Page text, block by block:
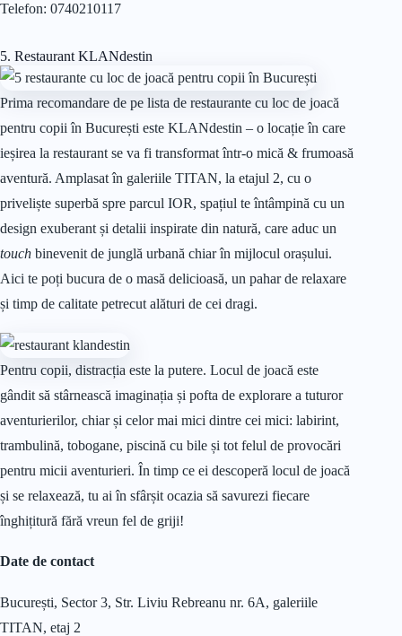
Telefon: 0740210117
5. Restaurant KLANdestin
Prima recomandare de pe lista de restaurante cu loc de joacă
pentru copii în București este KLANdestin – o locație în care
ieșirea la restaurant se va fi transformat într-o mică & frumoasă
aventură. Amplasat în galeriile TITAN, la etajul 2, cu o
priveliște superbă spre parcul IOR, spațiul te întâmpină cu un
design exuberant și detalii inspirate din natură, care aduc un
touch binevenit de junglă urbană chiar în mijlocul orașului.
Aici te poți bucura de o masă delicioasă, un pahar de relaxare
și timp de calitate petrecut alături de cei dragi.
Pentru copii, distracția este la putere. Locul de joacă este
gândit să stârnească imaginația și pofta de explorare a tuturor
aventurierilor, chiar și celor mai mici dintre cei mici: labirint,
trambulină, tobogane, piscină cu bile și tot felul de provocări
pentru micii aventurieri. În timp ce ei descoperă locul de joacă
și se relaxează, tu ai în sfârșit ocazia să savurezi fiecare
înghițitură fără vreun fel de griji!
Date de contact
București, Sector 3, Str. Liviu Rebreanu nr. 6A, galeriile
TITAN, etaj 2